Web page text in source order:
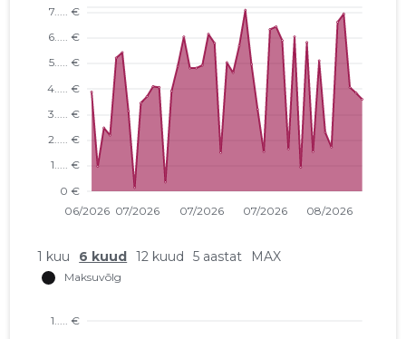
1 kuu 6 kuud 12 kuud 5 aastat MAX